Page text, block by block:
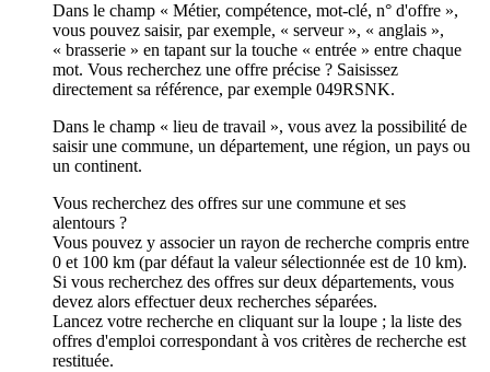
Dans le champ « Métier, compétence, mot-clé, n° d'offre »,
vous pouvez saisir, par exemple, « serveur », « anglais »,
« brasserie » en tapant sur la touche « entrée » entre chaque
mot. Vous recherchez une offre précise ? Saisissez
directement sa référence, par exemple 049RSNK.
Dans le champ « lieu de travail », vous avez la possibilité de
saisir une commune, un département, une région, un pays ou
un continent.
Vous recherchez des offres sur une commune et ses
alentours ?
Vous pouvez y associer un rayon de recherche compris entre
0 et 100 km (par défaut la valeur sélectionnée est de 10 km).
Si vous recherchez des offres sur deux départements, vous
devez alors effectuer deux recherches séparées.
Lancez votre recherche en cliquant sur la loupe ; la liste des
offres d'emploi correspondant à vos critères de recherche est
restituée.